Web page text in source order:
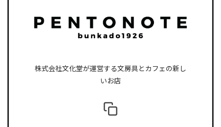
株式会社文化堂が運営する文房具とカフェの新し
いお店